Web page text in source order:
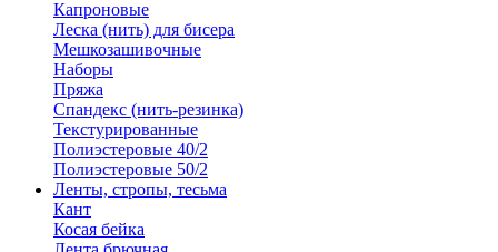
Капроновые
Леска (нить) для бисера
Мешкозашивочные
Наборы
Пряжа
Спандекс (нить-резинка)
Текстурированные
Полиэстеровые 40/2
Полиэстеровые 50/2
Ленты, стропы, тесьма
Кант
Косая бейка